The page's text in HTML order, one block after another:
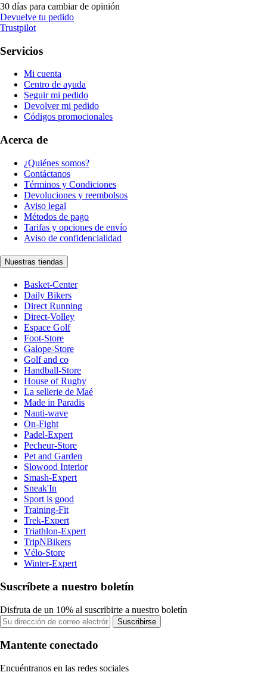
30 días para cambiar de opinión
Devuelve tu pedido
Trustpilot
Servicios
Mi cuenta
Centro de ayuda
Seguir mi pedido
Devolver mi pedido
Códigos promocionales
Acerca de
¿Quiénes somos?
Contáctanos
Términos y Condiciones
Devoluciones y reembolsos
Aviso legal
Métodos de pago
Tarifas y opciones de envío
Aviso de confidencialidad
Nuestras tiendas
Basket-Center
Daily Bikers
Direct Running
Direct-Volley
Espace Golf
Foot-Store
Galope-Store
Golf and co
Handball-Store
House of Rugby
La sellerie de Maé
Made in Paradis
Nauti-wave
On-Fight
Padel-Expert
Pecheur-Store
Pet and Garden
Slowood Interior
Smash-Expert
Sneak'In
Sport is good
Training-Fit
Trek-Expert
Triathlon-Expert
TripNBikers
Vélo-Store
Winter-Expert
Suscríbete a nuestro boletín
Disfruta de un 10% al suscribirte a nuestro boletín
Suscribirse
Mantente conectado
Encuéntranos en las redes sociales